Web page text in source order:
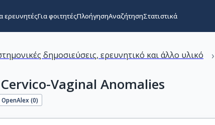
ερευνητέςΓια φοιτητέςΠλοήγησηΑναζήτησηΣτατιστικά
δημοσιεύσεις, ερευνητικό και άλλο υλικό ›
Vaginal Anomalies
OpenAlex (0)